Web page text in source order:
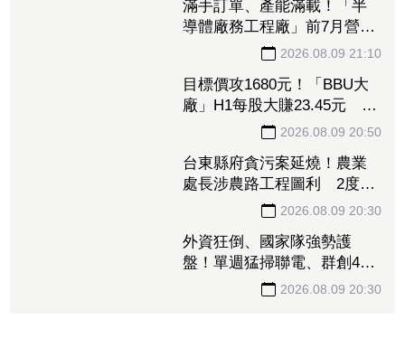
158億元
滿手訂單、產能滿載！「半
導體廠務工程廠」前7月營收
開花
目標價攻1680元！「BBU大
廠」H1每股大賺23.45元 資
化推升毛利率
2026.08.09 20:50
台東縣府貪污案延燒！農業
處長涉農路工程圖利 2度交
2026.08.09 20:30
外資狂倒、國家隊強勢護